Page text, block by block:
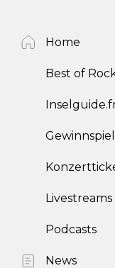
Home
Best of
Livestreams
Podcasts
News